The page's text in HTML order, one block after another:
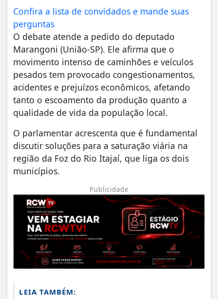
Confira a lista de convidados e mande suas
perguntas
O debate atende a pedido do deputado
Marangoni (União-SP). Ele afirma que o
movimento intenso de caminhões e veículos
pesados tem provocado congestionamentos,
acidentes e prejuízos econômicos, afetando
tanto o escoamento da produção quanto a
qualidade de vida da população local.
O parlamentar acrescenta que é fundamental
discutir soluções para a saturação viária na
região da Foz do Rio Itajaí, que liga os dois
municípios.
Publicidade
LEIA TAMBÉM: